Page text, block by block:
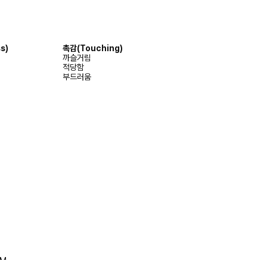
촉감(Touching)
까슬거림
적당함
부드러움